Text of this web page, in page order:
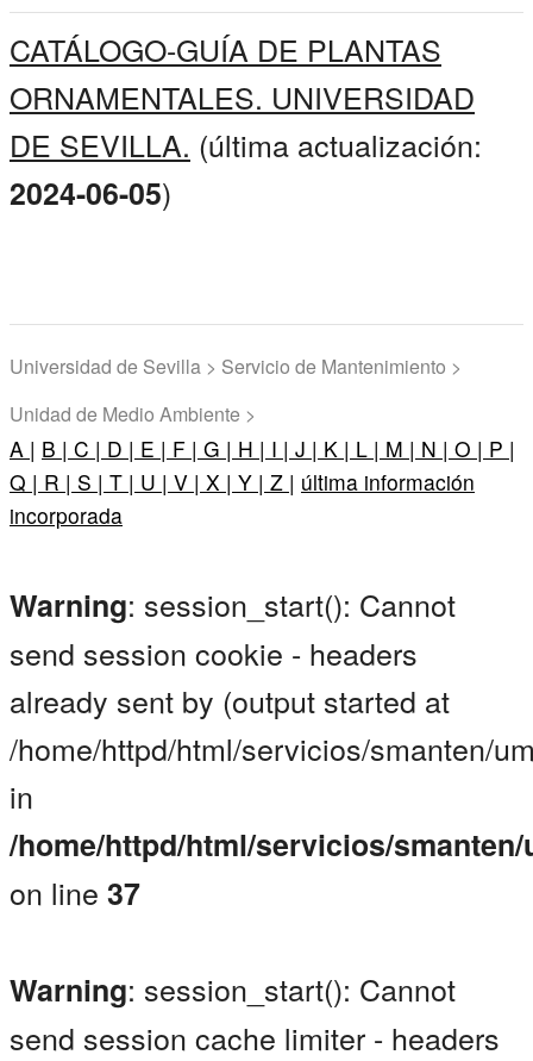
CATÁLOGO-GUÍA DE PLANTAS
ORNAMENTALES. UNIVERSIDAD
DE SEVILLA. (última actualización:
2024-06-05)
Universidad de Sevilla > Servicio de Mantenimiento >
Unidad de Medio Ambiente >
A | B | C | D | E | F | G | H | I | J | K | L | M | N | O | P |
Q | R | S | T | U | V | X | Y | Z | última información
incorporada
Warning: session_start(): Cannot
send session cookie - headers
already sent by (output started at
/home/httpd/html/servicios/smanten/
in
/home/httpd/html/servicios/
on line 37
Warning: session_start(): Cannot
send session cache limiter - headers